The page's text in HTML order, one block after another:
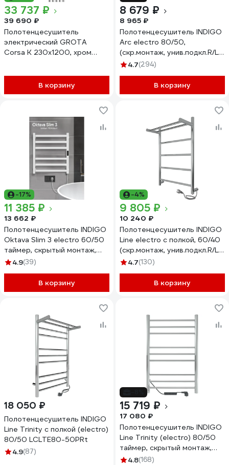
33 737 ₽
39 690 ₽
Полотенцесушитель
электрический GROTA
Corsa K 230x1200, хром
В корзину
8 679 ₽
8 965 ₽
Полотенцесушитель INDIGO
Arc electro 80/50,
(скр.монтаж, унив.подкл.R/L,
черный муар) LCAE80-
4.7(294)
В корзину
-17%
11 385 ₽
13 662 ₽
Полотенцесушитель INDIGO
Oktava Slim 3 electro 60/50
таймер, скрытый монтаж,
универсальное подключение
4.9(39)
В корзину
-4%
9 805 ₽
10 240 ₽
Полотенцесушитель INDIGO
Line electro с полкой, 60/40
(скр.монтаж, унив.подкл.R/L,
полиров.) LСLE60-40PR
4.7(130)
В корзину
18 050 ₽
Полотенцесушитель INDIGO
Line Trinity с полкой (electro)
80/50 LСLTE80-50PRt
4.9(87)
15 719 ₽
17 080 ₽
Полотенцесушитель INDIGO
Line Trinity (electro) 80/50
таймер, скрытый монтаж,
универсальное подключение
4.8(168)